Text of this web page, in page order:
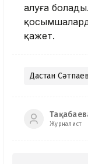
алуға
қажет.
Дастан Сәтпаев
Журналист